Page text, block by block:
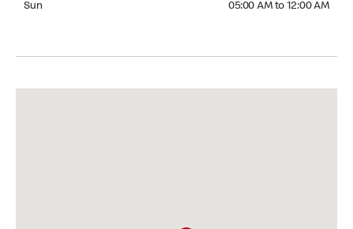
Sun 05:00 AM to 12:00 AM